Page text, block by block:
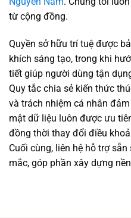
từ cộng đồng.
Quyền sở hữu trí tuệ được
khích sáng tạo, trong khi
tiết giúp người dùng tận
Quy tắc chia sẻ kiến thức
và trách nhiệm cá nhân
mật dữ liệu luôn được ưu
đồng thời thay đổi điều
Cuối cùng, liên hệ hỗ trợ
mắc, góp phần xây dựng